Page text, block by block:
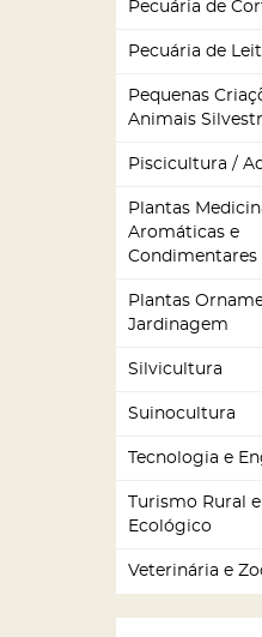
Pecuária de
Pecuária de
Pequenas
Animais
Piscicultura /
Plantas
Aromáticas e
Condimentares
Plantas
Jardinagem
Silvicultura
Suinocultura
Tecnologia e
Turismo Rural e
Ecológico
Veterinária e